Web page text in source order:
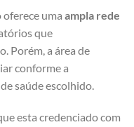
oferece uma ampla rede
que
Porém, a área de
conforme a
saúde escolhido.
esta credenciado com